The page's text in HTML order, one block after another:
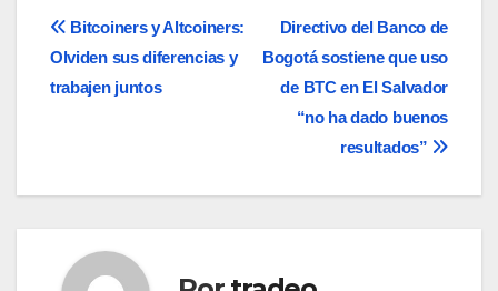
Navegación
de
Directivo del Banco de
Bogotá sostiene que uso
de BTC en El Salvador
“no ha dado buenos
resultados”
Bitcoiners y Altcoiners:
Olviden sus diferencias y
trabajen juntos